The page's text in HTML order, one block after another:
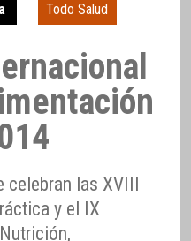
Todo Salud
celebran las XVIII
y el IX